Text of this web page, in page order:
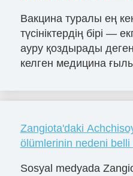
Вакцина туралы ең
түсініктердің бірі —
ауру қоздырады
келген медицина
Zangiota'daki
ölümlerinin nedeni belli
Sosyal medyada